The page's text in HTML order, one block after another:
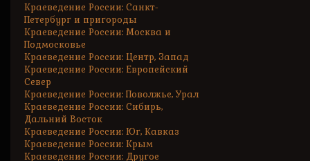
Краеведение России: Санкт-
Петербург и пригороды
Краеведение России: Москва и
Подмосковье
Краеведение России: Центр, Запад
Краеведение России: Европейский
Север
Краеведение России: Поволжье, Урал
Краеведение России: Сибирь,
Дальний Восток
Краеведение России: Юг, Кавказ
Краеведение России: Крым
Краеведение России: Другое